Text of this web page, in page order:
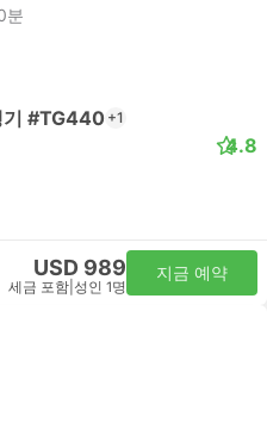
분
기 #TG440 +1
4.8
USD 989
세금 포함 성인 1명
지금 예약